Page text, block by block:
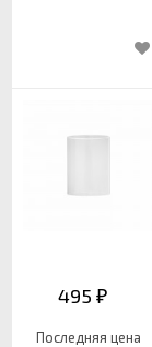
495 ₽
Последняя цена